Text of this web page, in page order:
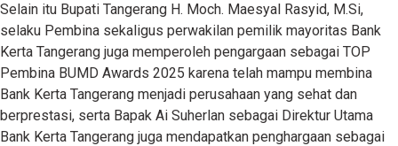
Selain itu Bupati Tangerang H. Moch. Maesyal Rasyid, M.Si,
selaku Pembina sekaligus perwakilan pemilik mayoritas Bank
Kerta Tangerang juga memperoleh pengargaan sebagai TOP
Pembina BUMD Awards 2025 karena telah mampu membina
Bank Kerta Tangerang menjadi perusahaan yang sehat dan
berprestasi, serta Bapak Ai Suherlan sebagai Direktur Utama
Bank Kerta Tangerang juga mendapatkan penghargaan sebagai